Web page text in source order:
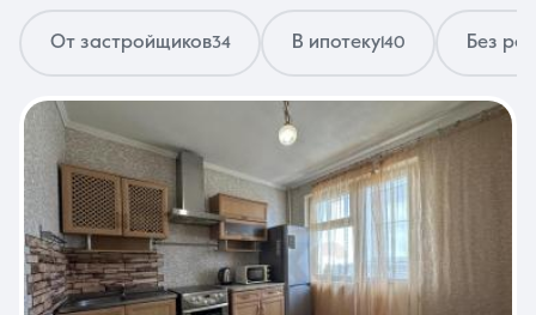
О компании Контакты
8 (861) 297-00-00
Ежедневно с 08:30 до 20:00
От застройщиков34 В ипотеку140 Без